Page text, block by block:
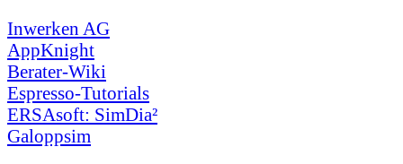
Inwerken AG
AppKnight
Berater-Wiki
Espresso-Tutorials
ERSAsoft: SimDia²
Galoppsim